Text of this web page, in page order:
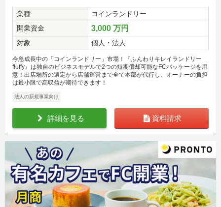
業種
コインランドリー
開業資金
3,000 万円
対象 個人・法人
今急成長中の「コインランドリー」市場！『ふんわりキレイランドリー
fluffy』は独自のビジネスモデルで2つの短期償却可能なFCパッケージを用
意！出店場所の選定から店舗運営まで全て本部が代行し、オーナーの負担
は最小限で高収益が期待できます！
法人の新規事業向け
詳細を見る 資料請求